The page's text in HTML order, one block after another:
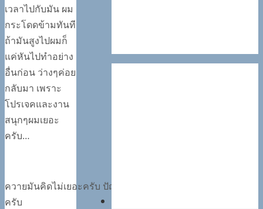
เวลาไปกับมัน ผม
กระโดดข้ามทันที
ถ้ามันสูงไปผมก็
แค่หันไปทำอย่าง
อื่นก่อน ว่างๆค่อย
กลับมา เพราะ
โปรเจคและงาน
สนุกๆผมเยอะ
ครับ…
ควายมันคิดไม่เยอะครับ ปัญหาเลยไม่เยอะ เบาๆ ชิวๆ นะ
ครับ